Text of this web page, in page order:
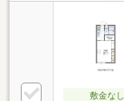
敷金なし